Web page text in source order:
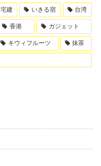
宅建 いきる宿 台湾
香港 ガジェット
キウィフルーツ 抹茶